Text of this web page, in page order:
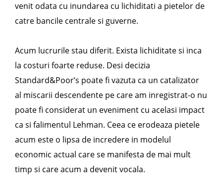
venit odata cu inundarea cu lichiditati a pietelor de
catre bancile centrale si guverne.
Acum lucrurile stau diferit. Exista lichiditate si inca
la costuri foarte reduse. Desi decizia
Standard&Poor’s poate fi vazuta ca un catalizator
al miscarii descendente pe care am inregistrat-o nu
poate fi considerat un eveniment cu acelasi impact
ca si falimentul Lehman. Ceea ce erodeaza pietele
acum este o lipsa de incredere in modelul
economic actual care se manifesta de mai mult
timp si care acum a devenit vocala.